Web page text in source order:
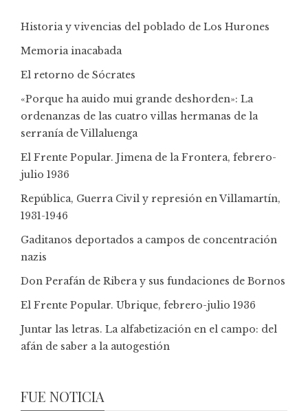
Historia y vivencias del poblado de Los Hurones
Memoria inacabada
El retorno de Sócrates
«Porque ha auido mui grande deshorden»: La
ordenanzas de las cuatro villas hermanas de la
serranía de Villaluenga
El Frente Popular. Jimena de la Frontera, febrero-
julio 1936
República, Guerra Civil y represión en Villamartín,
1931-1946
Gaditanos deportados a campos de concentración
nazis
Don Perafán de Ribera y sus fundaciones de Bornos
El Frente Popular. Ubrique, febrero-julio 1936
Juntar las letras. La alfabetización en el campo: del
afán de saber a la autogestión
FUE NOTICIA